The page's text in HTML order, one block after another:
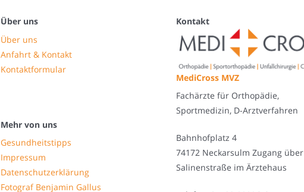
Über uns
Über uns
Anfahrt & Kontakt
Kontaktformular
Mehr von uns
Gesundheitstipps
Impressum
Datenschutzerklärung
Fotograf Benjamin Gallus
Kontakt
MediCross MVZ
Fachärzte für Orthopädie,
Sportmedizin, D-Arztverfahren
Bahnhofplatz 4
74172 Neckarsulm Zugang über
Salinenstraße im Ärztehaus